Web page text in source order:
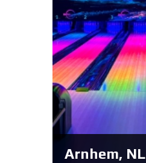
Arnhem, NL